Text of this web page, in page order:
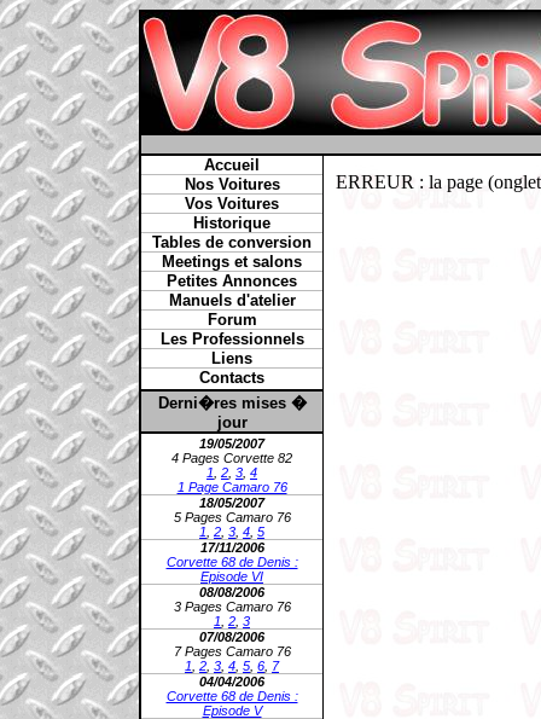
Accueil
Nos Voitures
Vos Voitures
Historique
Tables de conversion
Meetings et salons
Petites Annonces
Manuels d'atelier
Forum
Les Professionnels
Liens
Contacts
Derni�res mises �
jour
19/05/2007
4 Pages Corvette 82
1 2 3 4
1 Page Camaro 76
18/05/2007
5 Pages Camaro 76
1 2 3 4 5
17/11/2006
Corvette 68 de Denis :
Episode VI
08/08/2006
3 Pages Camaro 76
1 2 3
07/08/2006
7 Pages Camaro 76
1 2 3 4 5 6 7
04/04/2006
Corvette 68 de Denis :
Episode V
ERREUR : la page